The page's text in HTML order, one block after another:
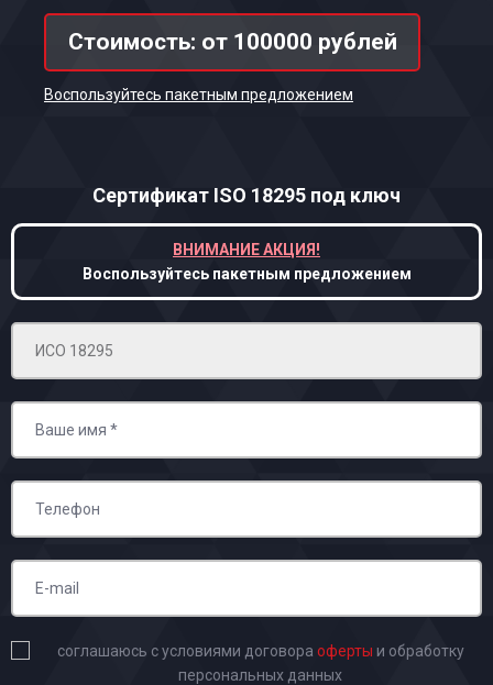
Стоимость: от 100000 рублей
Воспользуйтесь пакетным предложением
Сертификат ISO 18295 под ключ
ВНИМАНИЕ АКЦИЯ!
Воспользуйтесь пакетным предложением
соглашаюсь с условиями договора оферты и обработку
персональных данных